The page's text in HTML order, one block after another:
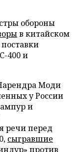
обороны
в китайском
400 и
Моди
у России
и
речи перед
сыгравшие
против